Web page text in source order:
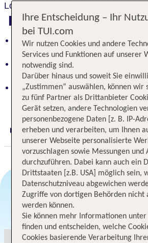
Lounge laden zum Verweilen ein!
Highlights
Exklusive Eleganz: Hotel
Ambiente
Traumhafter Wellnessbereich:
zum Entspannen ein
Idyllisches Resort über dem
Gelände
Digitaler und telefonischer 24/
Ihre Entscheidung – Ihr
bei TUI.com
Wir nutzen Cookies und andere
Services und Funktionen auf unserer
notwendig sind.
Darüber hinaus und soweit Sie
„Zustimmen“ auswählen, können wir
zu fünf Partner als Drittanbieter
Gerät setzen, andere Technologien
personenbezogene Daten [z. B. IP-
erheben und verarbeiten, um Ihnen
unserer Webseite personalisierte
vorzuschlagen sowie Messungen und
durchzuführen. Dabei kann auch ein
Drittstaaten [z.B. USA] möglich sein,
Datenschutzniveau abgewichen
Zugriffe von dortigen Behörden nicht
werden können.
Sie können mehr Informationen
finden und entscheiden, welche
Cookies basierende Verarbeitung